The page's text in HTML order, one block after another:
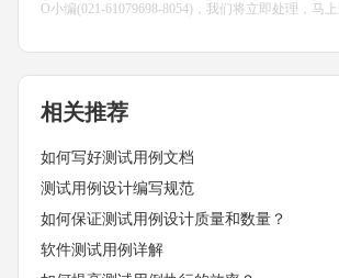
O小编(021-61079698-8054)，我们将立即处理，马上
相关推荐
如何写好测试用例文档
测试用例设计编写规范
如何保证测试用例设计质量和数量？
软件测试用例详解